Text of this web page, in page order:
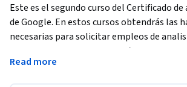
Este es el segundo curso del Certificado
de Google. En estos cursos obtendrás las
necesarias para solicitar empleos de
nivel introductorio. Te basarás en tu
temas que se presentaron en el primer
Read more